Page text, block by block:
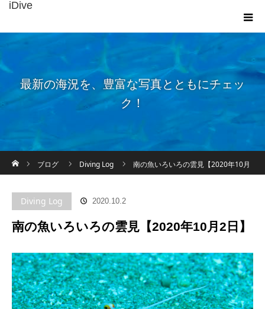
iDive
最新の海況を、豊富な写真とともにチェッ
ク！
ブログ
Diving Log 南の魚いろいろの雲見【2020年10月
Diving Log 2020.10.2
南の魚いろいろの雲見【2020年10月2日】